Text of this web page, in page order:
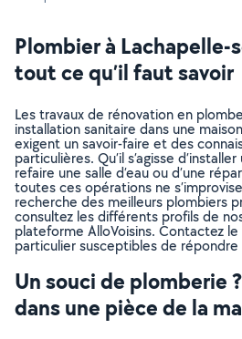
Plombier à Lachapelle-
tout ce qu’il faut savoir
Les travaux de rénovation en
installation sanitaire dans une
exigent un savoir-faire et des
particulières. Qu’il s’agisse
refaire une salle d’eau ou d’une
toutes ces opérations ne
recherche des meilleurs plombiers
consultez les différents profils de
plateforme AlloVoisins. Contactez
particulier susceptibles de
Un souci de plomberie
dans une pièce de la